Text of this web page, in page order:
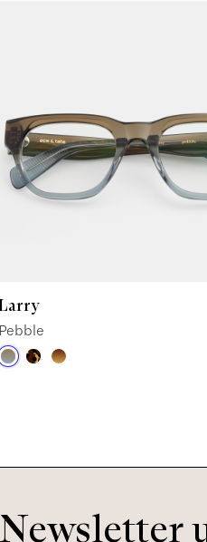
Pebble